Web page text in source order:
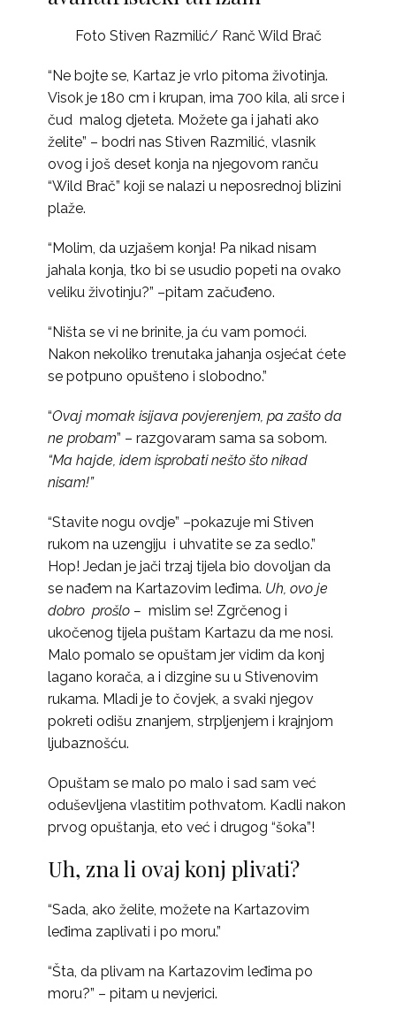
Foto Stiven Razmilić/ Ranč Wild Brač
“Ne bojte se, Kartaz je vrlo pitoma životinja.
Visok je 180 cm i krupan, ima 700 kila, ali srce i
čud malog djeteta. Možete ga i jahati ako
želite” – bodri nas Stiven Razmilić, vlasnik
ovog i još deset konja na njegovom ranču
“Wild Brač” koji se nalazi u neposrednoj blizini
plaže.
“Molim, da uzjašem konja! Pa nikad nisam
jahala konja, tko bi se usudio popeti na ovako
veliku životinju?” –pitam začuđeno.
“Ništa se vi ne brinite, ja ću vam pomoći.
Nakon nekoliko trenutaka jahanja osjećat ćete
se potpuno opušteno i slobodno.”
“Ovaj momak isijava povjerenjem, pa zašto da
ne probam” – razgovaram sama sa sobom.
“Ma hajde, idem isprobati nešto što nikad
nisam!”
“Stavite nogu ovdje” –pokazuje mi Stiven
rukom na uzengiju i uhvatite se za sedlo.”
Hop! Jedan je jači trzaj tijela bio dovoljan da
se nađem na Kartazovim leđima. Uh, ovo je
dobro prošlo – mislim se! Zgrčenog i
ukočenog tijela puštam Kartazu da me nosi.
Malo pomalo se opuštam jer vidim da konj
lagano korača, a i dizgine su u Stivenovim
rukama. Mladi je to čovjek, a svaki njegov
pokreti odišu znanjem, strpljenjem i krajnjom
ljubaznošću.
Opuštam se malo po malo i sad sam već
oduševljena vlastitim pothvatom. Kadli nakon
prvog opuštanja, eto već i drugog “šoka”!
Uh, zna li ovaj konj plivati?
“Sada, ako želite, možete na Kartazovim
leđima zaplivati i po moru.”
“Šta, da plivam na Kartazovim leđima po
moru?” – pitam u nevjerici.